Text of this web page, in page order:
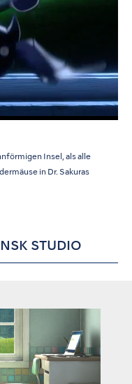
Insel, als alle
in Dr. Sakuras
STUDIO